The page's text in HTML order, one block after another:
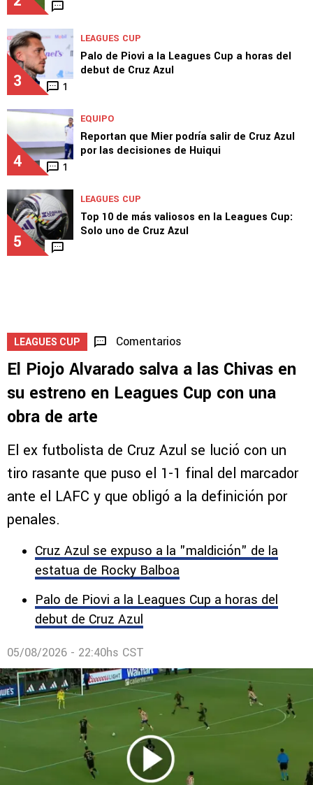
3 1
LEAGUES CUP
Palo de Piovi a la Leagues Cup a horas del
debut de Cruz Azul
4 1
EQUIPO
Reportan que Mier podría salir de Cruz Azul
por las decisiones de Huiqui
5
LEAGUES CUP
Top 10 de más valiosos en la Leagues Cup:
Solo uno de Cruz Azul
LEAGUES CUP Comentarios
El Piojo Alvarado salva a las Chivas en
su estreno en Leagues Cup con una
obra de arte
El ex futbolista de Cruz Azul se lució con un
tiro rasante que puso el 1-1 final del marcador
ante el LAFC y que obligó a la definición por
penales.
Cruz Azul se expuso a la "maldición" de la
estatua de Rocky Balboa
Palo de Piovi a la Leagues Cup a horas del
debut de Cruz Azul
05/08/2026 - 22:40hs CST